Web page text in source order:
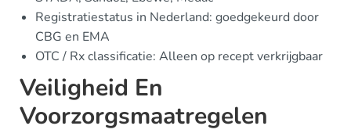
Registratiestatus in Nederland: goedgekeurd door
CBG en EMA
OTC / Rx classificatie: Alleen op recept verkrijgbaar
Veiligheid En
Voorzorgsmaatregelen